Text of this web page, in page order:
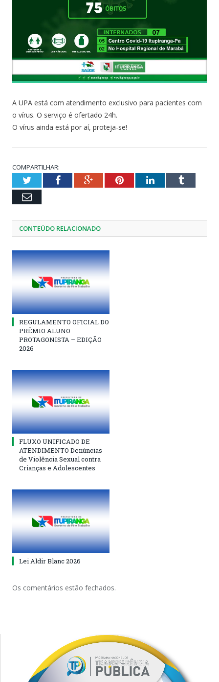
A UPA está com atendimento exclusivo para pacientes com
o vírus. O serviço é ofertado 24h.
O vírus ainda está por aí, proteja-se!
COMPARTILHAR:
TwitterFacebookGoogle+PinterestLinkedInTumblr
Email
CONTEÚDO RELACIONADO
REGULAMENTO OFICIAL DO
PRÊMIO ALUNO
PROTAGONISTA – EDIÇÃO
2026
FLUXO UNIFICADO DE
ATENDIMENTO Denúncias
de Violência Sexual contra
Crianças e Adolescentes
Lei Aldir Blanc 2026
Os comentários estão fechados.